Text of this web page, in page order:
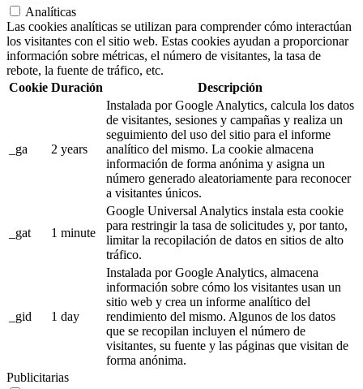
Analíticas
Las cookies analíticas se utilizan para comprender cómo interactúan
los visitantes con el sitio web. Estas cookies ayudan a proporcionar
información sobre métricas, el número de visitantes, la tasa de
rebote, la fuente de tráfico, etc.
Cookie Duración Descripción
_ga 2 years
Instalada por Google Analytics, calcula los datos
de visitantes, sesiones y campañas y realiza un
seguimiento del uso del sitio para el informe
analítico del mismo. La cookie almacena
información de forma anónima y asigna un
número generado aleatoriamente para reconocer
a visitantes únicos.
_gat 1 minute
Google Universal Analytics instala esta cookie
para restringir la tasa de solicitudes y, por tanto,
limitar la recopilación de datos en sitios de alto
tráfico.
_gid 1 day
Instalada por Google Analytics, almacena
información sobre cómo los visitantes usan un
sitio web y crea un informe analítico del
rendimiento del mismo. Algunos de los datos
que se recopilan incluyen el número de
visitantes, su fuente y las páginas que visitan de
forma anónima.
Publicitarias